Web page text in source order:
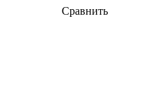
Сравнить